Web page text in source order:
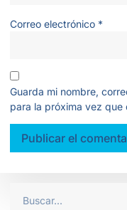
Correo electrónico *
Guarda mi nombre,
para la próxima vez que